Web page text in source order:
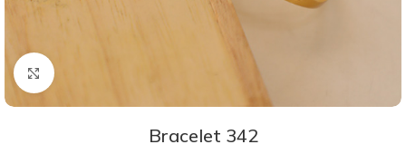
Agrandir
Bracelet 342